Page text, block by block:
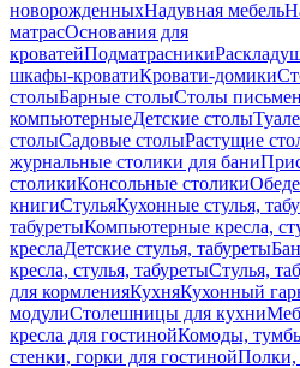
новорожденныхНадувная мебель
матрасОснования для
кроватейПодматрасники
шкафы-кроватиКровати-домики
столыБарные столыСтолы
компьютерныеДетские столы
столыСадовые столыРастущие
журнальные столики для бани
столикиКонсольные столики
книгиСтульяКухонные стулья,
табуретыКомпьютерные кресла,
креслаДетские стулья, табуреты
кресла, стулья, табуретыСтулья,
для кормленияКухняКухонный
модулиСтолешницы для кухни
кресла для гостинойКомоды,
стенки, горки для гостинойПолки,